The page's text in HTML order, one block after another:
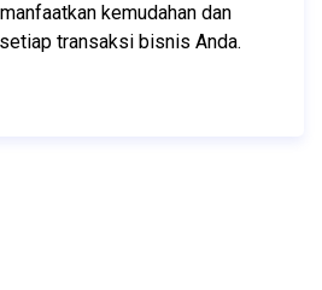
kemudahan dan
transaksi bisnis Anda.